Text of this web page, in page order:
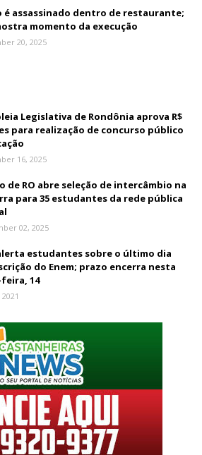
é assassinado dentro de restaurante;
momento da execução
20, 2025
Legislativa de Rondônia aprova R$
para realização de concurso público
16, 2025
de RO abre seleção de intercâmbio na
para 35 estudantes da rede pública
02, 2025
estudantes sobre o último dia
do Enem; prazo encerra nesta
14